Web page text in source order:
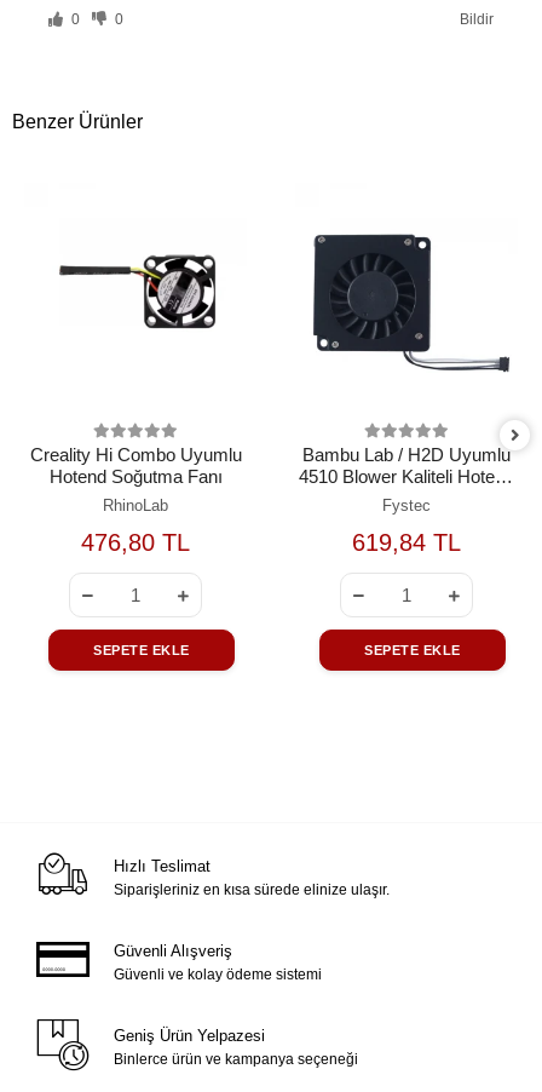
0 0 Bildir
Benzer Ürünler
Creality Hi Combo Uyumlu
Hotend Soğutma Fanı
RhinoLab
476,80 TL
SEPETE EKLE
Bambu Lab / H2D Uyumlu
4510 Blower Kaliteli Hotend
Soğutma Fanı (5V PWM)
Fystec
619,84 TL
SEPETE EKLE
Hızlı Teslimat
Siparişleriniz en kısa sürede elinize ulaşır.
Güvenli Alışveriş
Güvenli ve kolay ödeme sistemi
Geniş Ürün Yelpazesi
Binlerce ürün ve kampanya seçeneği